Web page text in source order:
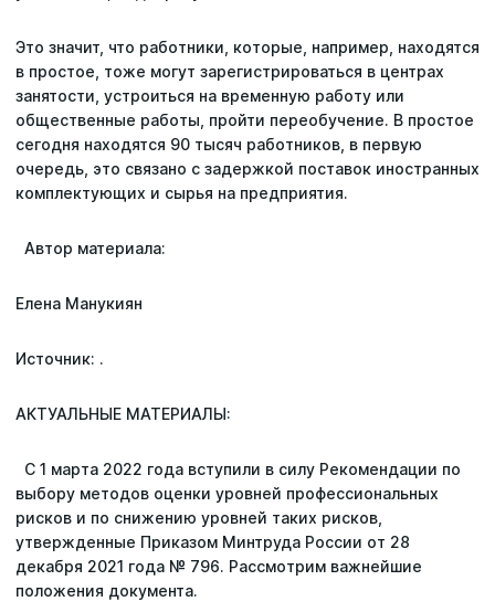
Это значит, что работники, которые, например, находятся
в простое, тоже могут зарегистрироваться в центрах
занятости, устроиться на временную работу или
общественные работы, пройти переобучение. В простое
сегодня находятся 90 тысяч работников, в первую
очередь, это связано с задержкой поставок иностранных
комплектующих и сырья на предприятия.
Автор материала:
Елена Манукиян
Источник: .
АКТУАЛЬНЫЕ МАТЕРИАЛЫ:
С 1 марта 2022 года вступили в силу Рекомендации по
выбору методов оценки уровней профессиональных
рисков и по снижению уровней таких рисков,
утвержденные Приказом Минтруда России от 28
декабря 2021 года № 796. Рассмотрим важнейшие
положения документа.